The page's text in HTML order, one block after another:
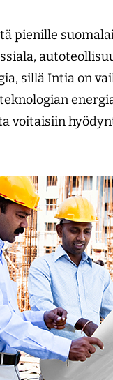
pienille
sillä Intia on
voitaisiin